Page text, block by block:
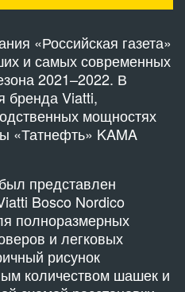
«Российская газета»
и самых современных
2021–2022. В
бренда Viatti,
мощностях
«Татнефть» KAMA
представлен
Bosco Nordico
полноразмерных
и легковых
рисунок
количеством шашек и